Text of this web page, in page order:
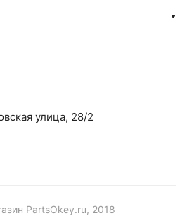
улица, 28/2
PartsOkey.ru, 2018